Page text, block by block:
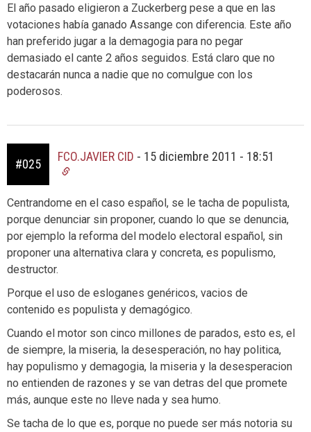
El año pasado eligieron a Zuckerberg pese a que en las
votaciones había ganado Assange con diferencia. Este año
han preferido jugar a la demagogia para no pegar
demasiado el cante 2 años seguidos. Está claro que no
destacarán nunca a nadie que no comulgue con los
poderosos.
#025
FCO.JAVIER CID - 15 diciembre 2011 - 18:51
Centrandome en el caso español, se le tacha de populista,
porque denunciar sin proponer, cuando lo que se denuncia,
por ejemplo la reforma del modelo electoral español, sin
proponer una alternativa clara y concreta, es populismo,
destructor.
Porque el uso de esloganes genéricos, vacios de
contenido es populista y demagógico.
Cuando el motor son cinco millones de parados, esto es, el
de siempre, la miseria, la desesperación, no hay politica,
hay populismo y demagogia, la miseria y la desesperacion
no entienden de razones y se van detras del que promete
más, aunque este no lleve nada y sea humo.
Se tacha de lo que es, porque no puede ser más notoria su